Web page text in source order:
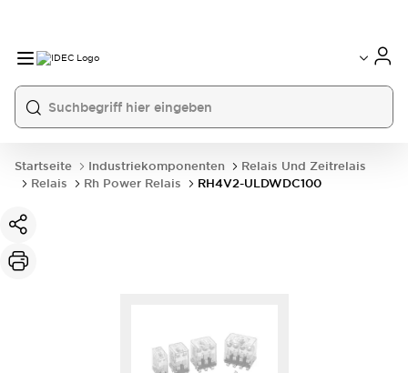
Startseite Industriekomponenten
Relais Und Zeitrelais
Relais
Rh Power Relais RH4V2-ULDWDC100